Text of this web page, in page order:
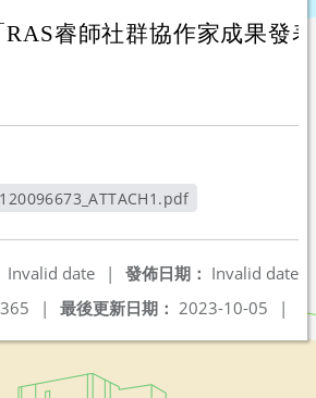
RAS睿師社群協作家成果發
發佈日期： Invalid date
Invalid date
|
最後更新日期： 2023-10-05 |
365 |